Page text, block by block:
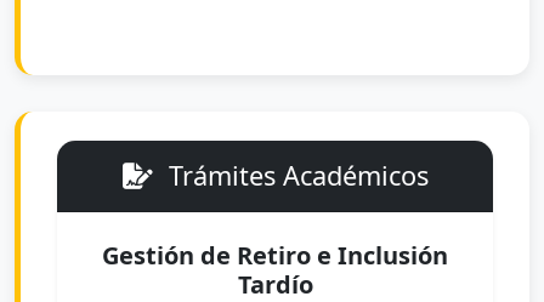
Trámites Académicos
Gestión de Retiro e Inclusión
Tardío